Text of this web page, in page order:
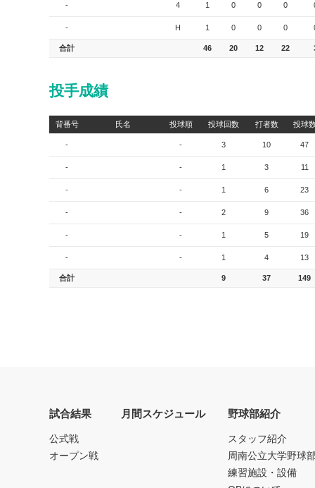
- 4 1 0 0 0
- H 1 0 0 0
合計 46 20 12 22
投手成績
背番号 氏名 投球順 投球回数 打者数 投球
- - 3 10 47
- - 1 3 11
- - 1 6 23
- - 2 9 36
- - 1 5 19
- - 1 4 13
合計 9 37 149
試合結果
公式戦
オープン戦
月間スケジュール 野球部紹介
スタッフ紹介
周南公立大学野球
練習施設・設備